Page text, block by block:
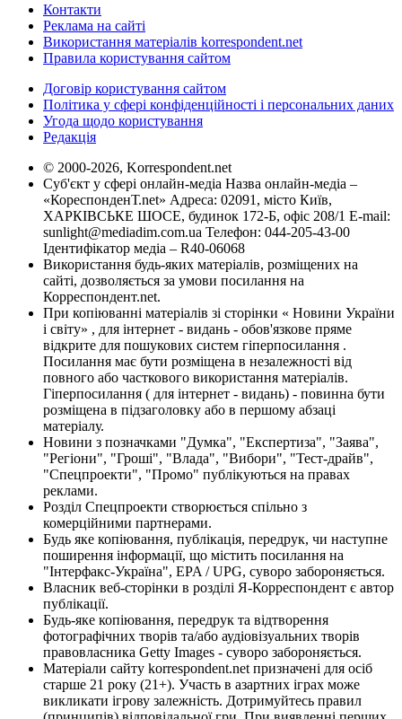
Контакти
Реклама на сайті
Використання матеріалів korrespondent.net
Правила користування сайтом
Договір користування сайтом
Політика у сфері конфіденційності і персональних даних
Угода щодо користування
Редакція
© 2000-2026, Korrespondent.net
Суб'єкт у сфері онлайн-медіа Назва онлайн-медіа –
«КореспонденТ.net» Адреса: 02091, місто Київ,
ХАРКІВСЬКЕ ШОСЕ, будинок 172-Б, офіс 208/1 E-mail:
sunlight@mediadim.com.ua Телефон: 044-205-43-00
Ідентифікатор медіа – R40-06068
Використання будь-яких матеріалів, розміщених на
сайті, дозволяється за умови посилання на
Корреспондент.net.
При копіюванні матеріалів зі сторінки « Новини України
і світу» , для інтернет - видань - обов'язкове пряме
відкрите для пошукових систем гіперпосилання .
Посилання має бути розміщена в незалежності від
повного або часткового використання матеріалів.
Гіперпосилання ( для інтернет - видань) - повинна бути
розміщена в підзаголовку або в першому абзаці
матеріалу.
Новини з позначками "Думка", "Експертиза", "Заява",
"Регіони", "Гроші", "Влада", "Вибори", "Тест-драйв",
"Спецпроекти", "Промо" публікуються на правах
реклами.
Розділ Спецпроекти створюється спільно з
комерційними партнерами.
Будь яке копіювання, публікація, передрук, чи наступне
поширення інформації, що містить посилання на
"Інтерфакс-Україна", EPA / UPG, суворо забороняється.
Власник веб-сторінки в розділі Я-Корреспондент є автор
публікації.
Будь-яке копіювання, передрук та відтворення
фотографічних творів та/або аудіовізуальних творів
правовласника Getty Images - суворо забороняється.
Матеріали сайту korrespondent.net призначені для осіб
старше 21 року (21+). Участь в азартних іграх може
викликати ігрову залежність. Дотримуйтесь правил